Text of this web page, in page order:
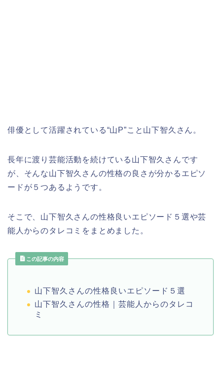
俳優として活躍されている“山P”こと山下智久さん。
長年に渡り芸能活動を続けている山下智久さんです
が、そんな山下智久さんの性格の良さが分かるエピソ
ードが５つあるようです。
そこで、山下智久さんの性格良いエピソード５選や芸
能人からのタレコミをまとめました。
この記事の内容
山下智久さんの性格良いエピソード５選
山下智久さんの性格｜芸能人からのタレコ
ミ